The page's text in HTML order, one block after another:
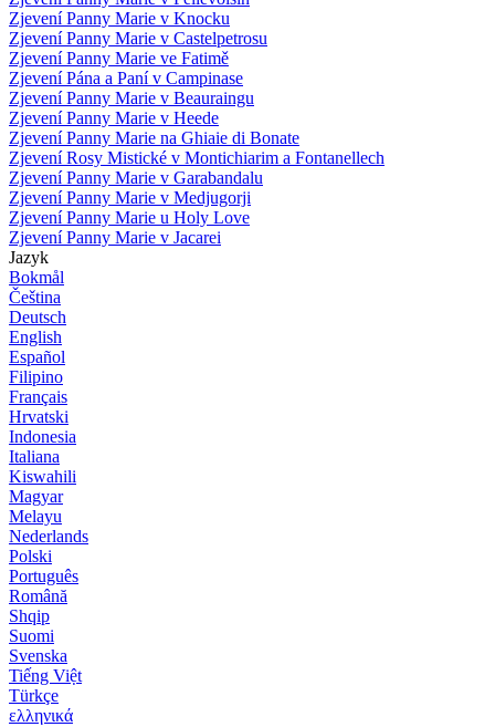
Zjevení Panny Marie v Knocku
Zjevení Panny Marie v Castelpetrosu
Zjevení Panny Marie ve Fatimě
Zjevení Pána a Paní v Campinase
Zjevení Panny Marie v Beauraingu
Zjevení Panny Marie v Heede
Zjevení Panny Marie na Ghiaie di Bonate
Zjevení Rosy Mistické v Montichiarim a Fontanellech
Zjevení Panny Marie v Garabandalu
Zjevení Panny Marie v Medjugorji
Zjevení Panny Marie u Holy Love
Zjevení Panny Marie v Jacarei
Jazyk
Bokmål
Čeština
Deutsch
English
Español
Filipino
Français
Hrvatski
Indonesia
Italiana
Kiswahili
Magyar
Melayu
Nederlands
Polski
Português
Română
Shqip
Suomi
Svenska
Tiếng Việt
Türkçe
ελληνικά